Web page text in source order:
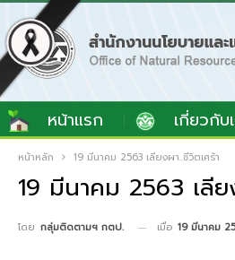
หน้าแรก เกี่ยวกับ
หน้าหลัก 19 มีนาคม 2563 เลียงผา..ชีวิตเศร้า
19 มีนาคม 2563 เลีย
โดย กลุ่มติดตามฯ กตป. เมื่อ 19 มีนาคม